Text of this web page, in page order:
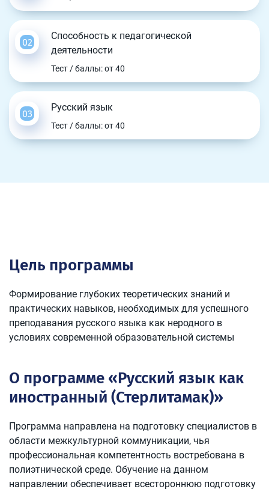
Способность к педагогической
деятельности
Тест / баллы: от 40
Русский язык
Тест / баллы: от 40
Цель программы
Формирование глубоких теоретических знаний и
практических навыков, необходимых для успешного
преподавания русского языка как неродного в
условиях современной образовательной системы
О программе «Русский язык как
иностранный (Стерлитамак)»
Программа направлена на подготовку специалистов в
области межкультурной коммуникации, чья
профессиональная компетентность востребована в
полиэтнической среде. Обучение на данном
направлении обеспечивает всестороннюю подготовку